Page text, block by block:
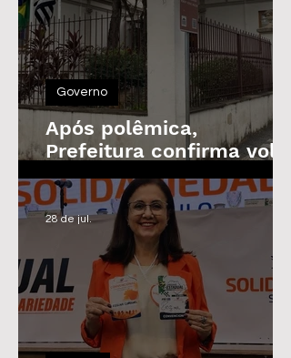
Após polêmica,
Prefeitura confirma volta
do Prêmio de
Assiduidade
Governo
28 de jul.